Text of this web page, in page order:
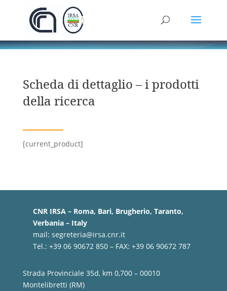
Scheda di dettaglio – i prodotti
della ricerca
[current_product]
CNR IRSA – Roma, Bari, Brugherio, Taranto,
Verbania – Italy
mail: segreteria@irsa.cnr.it
Tel.: +39 06 90672 850 – FAX: +39 06 90672 787
Strada Provinciale 35d, km 0,700 – 00010
Montelibretti (RM)